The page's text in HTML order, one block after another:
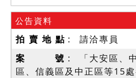
公告資料
拍 賣 地 點
請洽專員
案 號
「大安區、
區、信義區及中正區等15